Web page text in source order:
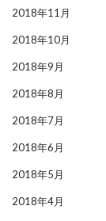
2018年11月
2018年10月
2018年9月
2018年8月
2018年7月
2018年6月
2018年5月
2018年4月